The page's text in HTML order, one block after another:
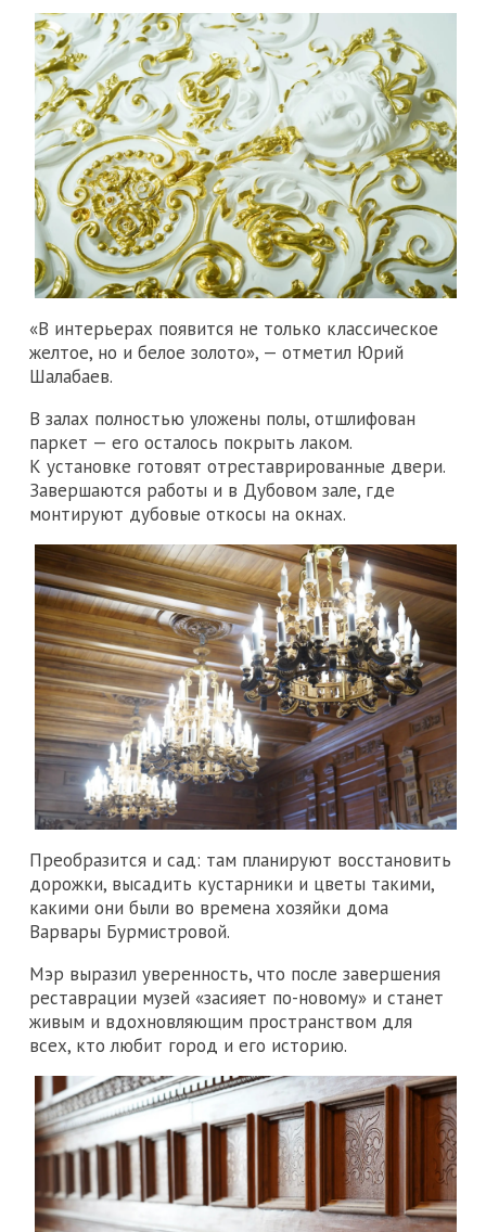
«В интерьерах появится не только классическое
желтое, но и белое золото», — отметил Юрий
Шалабаев.
В залах полностью уложены полы, отшлифован
паркет — его осталось покрыть лаком.
К установке готовят отреставрированные двери.
Завершаются работы и в Дубовом зале, где
монтируют дубовые откосы на окнах.
Преобразится и сад: там планируют восстановить
дорожки, высадить кустарники и цветы такими,
какими они были во времена хозяйки дома
Варвары Бурмистровой.
Мэр выразил уверенность, что после завершения
реставрации музей «засияет по-новому» и станет
живым и вдохновляющим пространством для
всех, кто любит город и его историю.